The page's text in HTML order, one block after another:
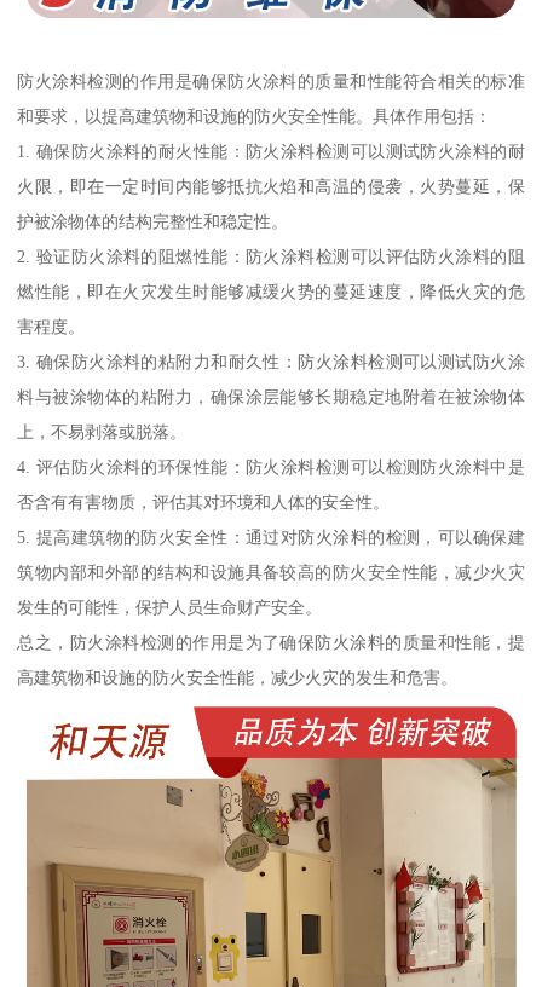
防火涂料检测的作用是确保防火涂料的质量和性能符合相关的标准
和要求，以提高建筑物和设施的防火安全性能。具体作用包括：
1. 确保防火涂料的耐火性能：防火涂料检测可以测试防火涂料的耐
火限，即在一定时间内能够抵抗火焰和高温的侵袭，火势蔓延，保
护被涂物体的结构完整性和稳定性。
2. 验证防火涂料的阻燃性能：防火涂料检测可以评估防火涂料的阻
燃性能，即在火灾发生时能够减缓火势的蔓延速度，降低火灾的危
害程度。
3. 确保防火涂料的粘附力和耐久性：防火涂料检测可以测试防火涂
料与被涂物体的粘附力，确保涂层能够长期稳定地附着在被涂物体
上，不易剥落或脱落。
4. 评估防火涂料的环保性能：防火涂料检测可以检测防火涂料中是
否含有有害物质，评估其对环境和人体的安全性。
5. 提高建筑物的防火安全性：通过对防火涂料的检测，可以确保建
筑物内部和外部的结构和设施具备较高的防火安全性能，减少火灾
发生的可能性，保护人员生命财产安全。
总之，防火涂料检测的作用是为了确保防火涂料的质量和性能，提
高建筑物和设施的防火安全性能，减少火灾的发生和危害。